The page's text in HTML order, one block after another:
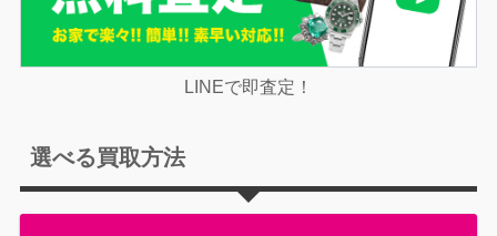
LINEで即査定！
選べる買取方法